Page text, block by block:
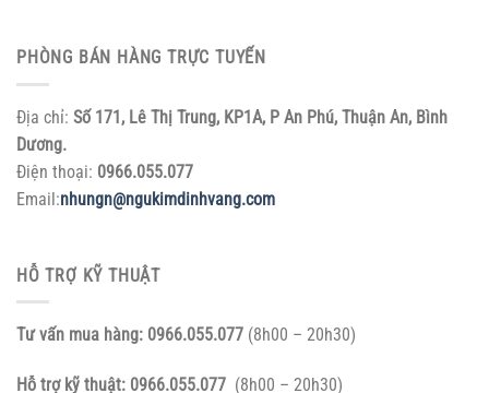
PHÒNG BÁN HÀNG TRỰC TUYẾN
Địa chỉ: Số 171, Lê Thị Trung, KP1A, P An Phú, Thuận An, Bình
Dương.
Điện thoại: 0966.055.077
Email:nhungn@ngukimdinhvang.com
HỖ TRỢ KỸ THUẬT
Tư vấn mua hàng: 0966.055.077 (8h00 – 20h30)
Hỗ trợ kỹ thuật: 0966.055.077 (8h00 – 20h30)